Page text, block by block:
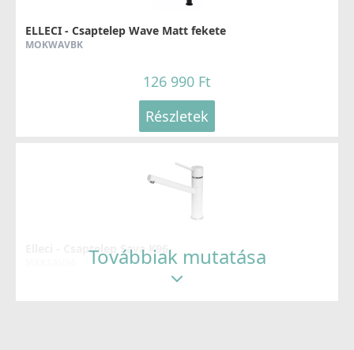
ELLECI - Csaptelep Wave Matt fekete
MOKWAVBK
126 990 Ft
Részletek
Elleci - Csaptelep Sava K96
Továbbiak mutatása